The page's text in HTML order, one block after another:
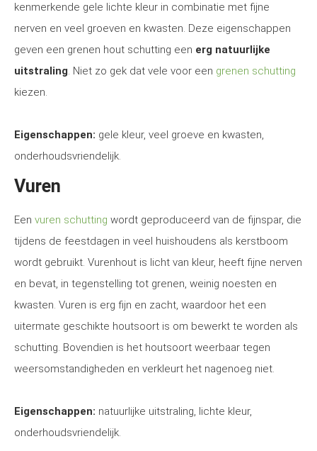
kenmerkende gele lichte kleur in combinatie met fijne
nerven en veel groeven en kwasten. Deze eigenschappen
geven een grenen hout schutting een erg natuurlijke
uitstraling. Niet zo gek dat vele voor een grenen schutting
kiezen.
Eigenschappen: gele kleur, veel groeve en kwasten,
onderhoudsvriendelijk.
Vuren
Een vuren schutting wordt geproduceerd van de fijnspar, die
tijdens de feestdagen in veel huishoudens als kerstboom
wordt gebruikt. Vurenhout is licht van kleur, heeft fijne nerven
en bevat, in tegenstelling tot grenen, weinig noesten en
kwasten. Vuren is erg fijn en zacht, waardoor het een
uitermate geschikte houtsoort is om bewerkt te worden als
schutting. Bovendien is het houtsoort weerbaar tegen
weersomstandigheden en verkleurt het nagenoeg niet.
Eigenschappen: natuurlijke uitstraling, lichte kleur,
onderhoudsvriendelijk.